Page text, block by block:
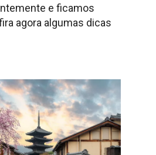
e ficamos
agora algumas dicas